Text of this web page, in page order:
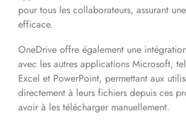
pour tous les collaborateurs, assurant
efficace.
OneDrive offre également une
avec les autres applications Microsoft,
Excel et PowerPoint, permettant aux
directement à leurs fichiers depuis ces
avoir à les télécharger manuellement.